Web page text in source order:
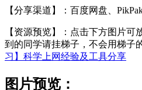
【分享渠道】：百度网盘、
【资源预览】：点击下方图片
到的同学请挂梯子，不会用梯子
习】科学上网经验及工具分享
图片预览：